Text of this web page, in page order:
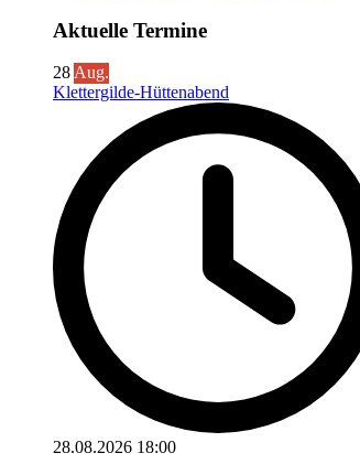
Aktuelle Termine
28Aug.
Klettergilde-Hüttenabend
28.08.2026 18:00